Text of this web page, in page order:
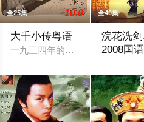
全25集 10.0
大千小传粤语
一九三四年的香港，十里洋場，
全40集
浣花洗
2008国语